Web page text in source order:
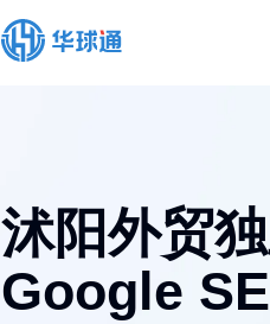
沭阳外贸
Google